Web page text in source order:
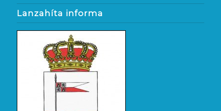
Lanzahíta informa